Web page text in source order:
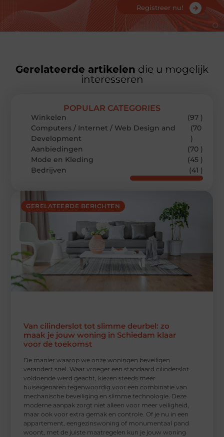
Registreer nu!
Gerelateerde artikelen die u mogelijk
interesseren
GERELATEERDE BERICHTEN
Van cilinderslot tot slimme deurbel: zo
maak je jouw woning in Schiedam klaar
voor de toekomst
De manier waarop we onze woningen beveiligen
verandert snel. Waar vroeger een standaard cilinderslot
voldoende werd geacht, kiezen steeds meer
huiseigenaren tegenwoordig voor een combinatie van
mechanische beveiliging en slimme technologie. Deze
moderne aanpak zorgt niet alleen voor meer veiligheid,
maar ook voor extra gemak en controle. Of je nu in een
appartement, eengezinswoning of monumentaal pand
woont, met de juiste maatregelen kun je jouw woning
POPULAR CATEGORIES
Winkelen
(97 )
Computers / Internet / Web Design and
Development
(70
)
Aanbiedingen
(70 )
Mode en Kleding
(45 )
Bedrijven
(41 )